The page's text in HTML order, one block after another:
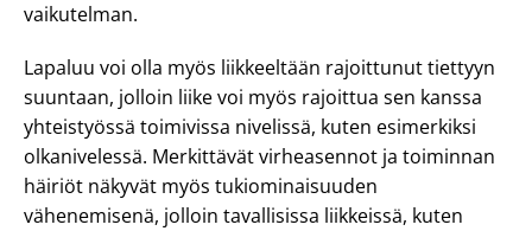
vaikutelman.
Lapaluu voi olla myös liikkeeltään rajoittunut tiettyyn
suuntaan, jolloin liike voi myös rajoittua sen kanssa
yhteistyössä toimivissa nivelissä, kuten esimerkiksi
olkanivelessä. Merkittävät virheasennot ja toiminnan
häiriöt näkyvät myös tukiominaisuuden
vähenemisenä, jolloin tavallisissa liikkeissä, kuten